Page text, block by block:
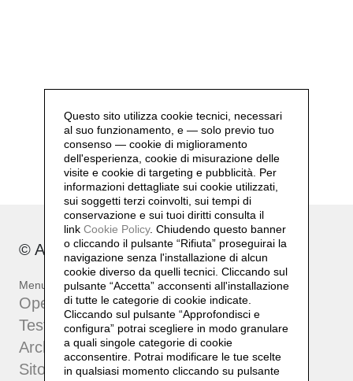
© Archivio Bruno Di Bello 2023
Menu
Opere
Testi e approfondimenti
Archivio
Sito dell'artista
Questo sito utilizza cookie tecnici, necessari
al suo funzionamento, e — solo previo tuo
consenso — cookie di miglioramento
dell'esperienza, cookie di misurazione delle
visite e cookie di targeting e pubblicità. Per
informazioni dettagliate sui cookie utilizzati,
sui soggetti terzi coinvolti, sui tempi di
conservazione e sui tuoi diritti consulta il
link Cookie Policy. Chiudendo questo banner
o cliccando il pulsante “Rifiuta” proseguirai la
navigazione senza l'installazione di alcun
cookie diverso da quelli tecnici. Cliccando sul
pulsante “Accetta” acconsenti all'installazione
di tutte le categorie di cookie indicate.
Cliccando sul pulsante “Approfondisci e
configura” potrai scegliere in modo granulare
a quali singole categorie di cookie
acconsentire. Potrai modificare le tue scelte
in qualsiasi momento cliccando su pulsante